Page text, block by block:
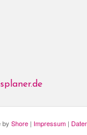
by Shore | Impressum |